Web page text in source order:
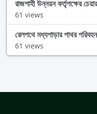
রাজশাহী উন্নয়ন কর্তৃপক্ষের
61 views
রেলপথে মধ্যপাড়ার পাথর
61 views